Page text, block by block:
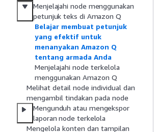
Menjelajahi node menggunakan
petunjuk teks di Amazon Q
Belajar membuat petunjuk
yang efektif untuk
menanyakan Amazon Q
tentang armada Anda
Menjelajahi node terkelola
menggunakan Amazon Q
Melihat detail node individual dan
mengambil tindakan pada node
Mengunduh atau mengekspor
laporan node terkelola
Mengelola konten dan tampilan